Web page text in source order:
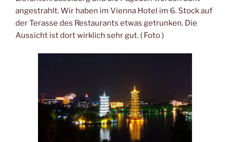
angestrahlt. Wir haben im Vienna Hotel im 6. Stock auf
der Terasse des Restaurants etwas getrunken. Die
Aussicht ist dort wirklich sehr gut. ( Foto )